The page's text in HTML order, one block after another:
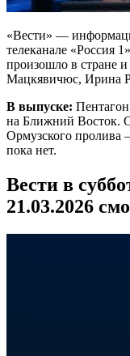
«Вести» —
телеканале «Россия
произошло в стране
Мацкявичюс, Ирина
В выпуске:
на Ближний Восток.
Ормузского пролива
пока нет.
Вести в
21.03.2026